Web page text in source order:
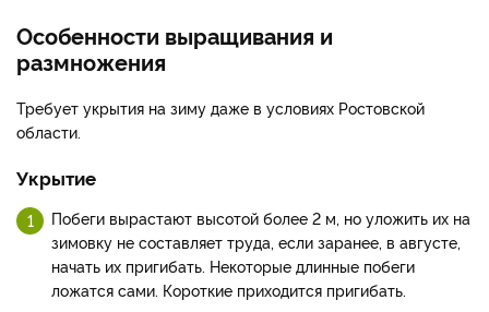
Особенности выращивания и
размножения
Требует укрытия на зиму даже в условиях Ростовской
области.
Укрытие
Побеги вырастают высотой более 2 м, но уложить их на
зимовку не составляет труда, если заранее, в августе,
начать их пригибать. Некоторые длинные побеги
ложатся сами. Короткие приходится пригибать.